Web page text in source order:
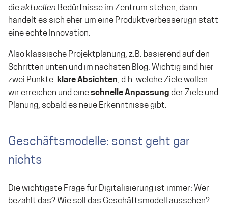
dieaktuellen Bedürfnisse im Zentrum stehen, dann
handelt es sich eher um eine Produktverbesserugn statt
eine echte Innovation.
Also klassische Projektplanung, z.B. basierend auf den
Schritten unten und im nächsten Blog. Wichtig sind hier
zwei Punkte: klare Absichten, d.h. welche Ziele wollen
wir erreichen und eineschnelle Anpassung der Ziele und
Planung, sobald es neue Erkenntnisse gibt.
Geschäftsmodelle: sonst geht gar
nichts
Die wichtigste Frage für Digitalisierung ist immer: Wer
bezahlt das? Wie soll das Geschäftsmodell aussehen?